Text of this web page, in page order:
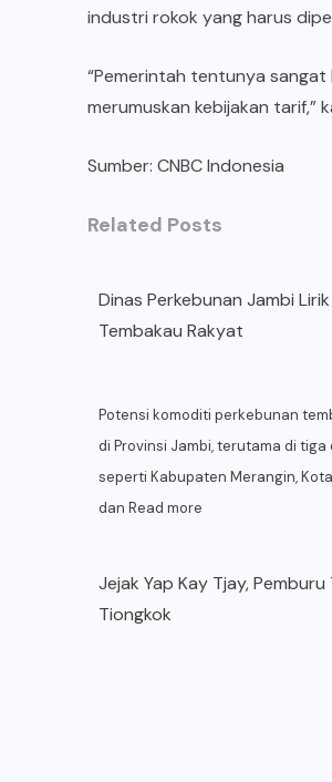
industri rokok yang harus
“Pemerintah tentunya
merumuskan kebijakan tarif,”
Sumber: CNBC Indonesia
Related Posts
Dinas Perkebunan Jambi
Tembakau Rakyat
Potensi komoditi perkebunan
di Provinsi Jambi, terutama di
seperti Kabupaten Merangin,
dan Read more
Jejak Yap Kay Tjay,
Tiongkok